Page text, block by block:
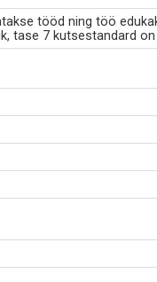
tööd ning töö
tase 7 kutsestandard